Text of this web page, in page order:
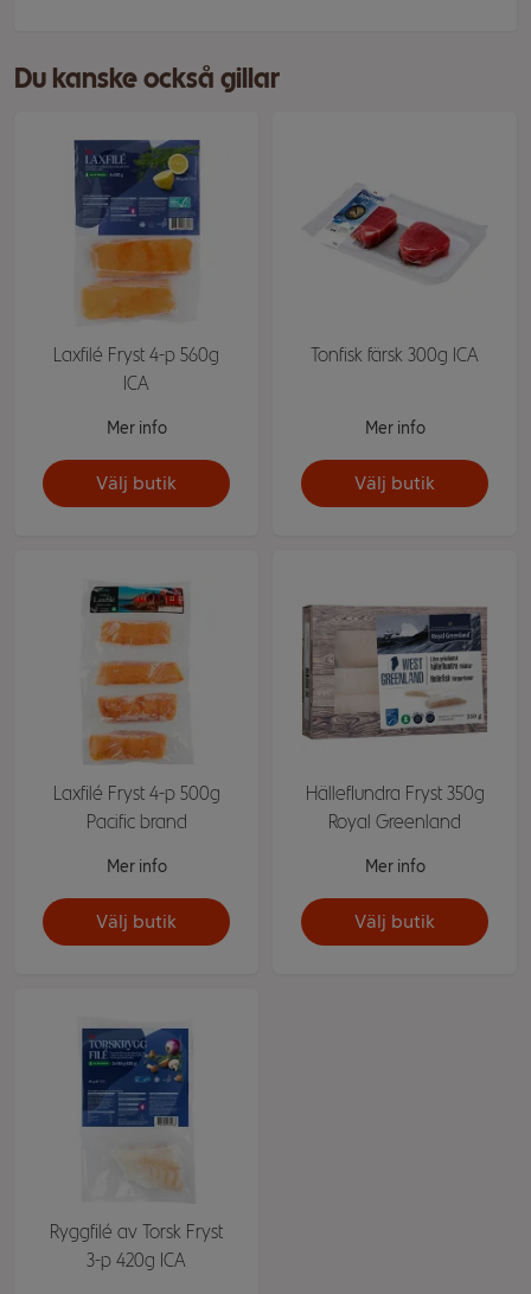
Du kanske också gillar
Laxfilé Fryst 4-p 560g
ICA
Mer info
Välj butik
Tonfisk färsk 300g ICA
Mer info
Välj butik
Laxfilé Fryst 4-p 500g
Pacific brand
Mer info
Välj butik
Hälleflundra Fryst 350g
Royal Greenland
Mer info
Välj butik
Ryggfilé av Torsk Fryst
3-p 420g ICA